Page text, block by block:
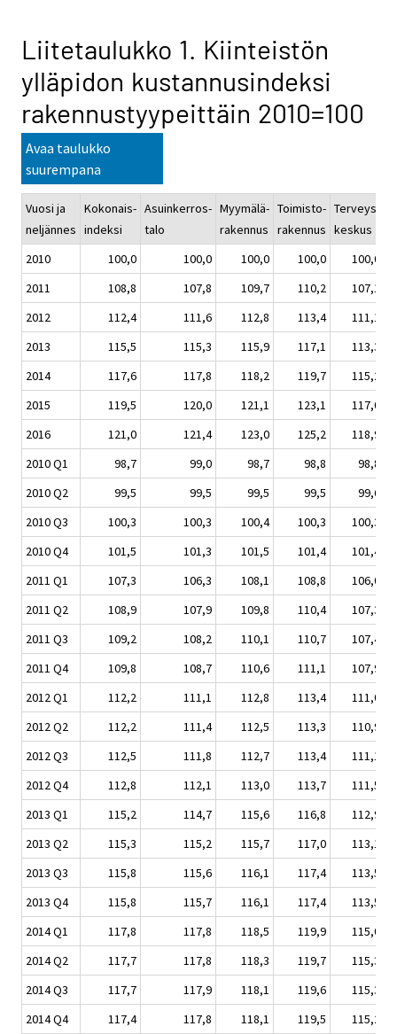
Liitetaulukko 1. Kiinteistön
ylläpidon kustannusindeksi
rakennustyypeittäin 2010=100
Avaa taulukko
suurempana
Vuosi ja
neljännes
Kokonais-
indeksi
Asuinkerros-
talo
Myymälä-
rakennus
Toimisto-
rakennus
Terveys-
keskus
2010
100,0 100,0 100,0 100,0
100,0
2011
108,8 107,8 109,7 110,2
107,1
2012
112,4 111,6 112,8 113,4
111,1
2013
115,5 115,3 115,9 117,1
113,3
2014
117,6 117,8 118,2 119,7
115,2
2015
119,5 120,0 121,1 123,1
117,0
2016
121,0 121,4 123,0 125,2
118,9
2010 Q1
98,7 99,0 98,7 98,8
98,8
2010 Q2
99,5 99,5 99,5 99,5
99,6
2010 Q3
100,3 100,3 100,4 100,3
100,3
2010 Q4
101,5 101,3 101,5 101,4
101,4
2011 Q1
107,3 106,3 108,1 108,8
106,0
2011 Q2
108,9 107,9 109,8 110,4
107,3
2011 Q3
109,2 108,2 110,1 110,7
107,4
2011 Q4
109,8 108,7 110,6 111,1
107,9
2012 Q1
112,2 111,1 112,8 113,4
111,0
2012 Q2
112,2 111,4 112,5 113,3
110,9
2012 Q3
112,5 111,8 112,7 113,4
111,1
2012 Q4
112,8 112,1 113,0 113,7
111,5
2013 Q1
115,2 114,7 115,6 116,8
112,9
2013 Q2
115,3 115,2 115,7 117,0
113,1
2013 Q3
115,8 115,6 116,1 117,4
113,5
2013 Q4
115,8 115,7 116,1 117,4
113,5
2014 Q1
117,8 117,8 118,5 119,9
115,0
2014 Q2
117,7 117,8 118,3 119,7
115,3
2014 Q3
117,7 117,9 118,1 119,6
115,3
2014 Q4
117,4 117,8 118,1 119,5 115,2